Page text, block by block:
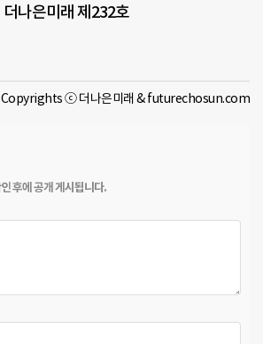
더나은미래 제232호
Copyrights ⓒ 더나은미래 & futurechosun.com